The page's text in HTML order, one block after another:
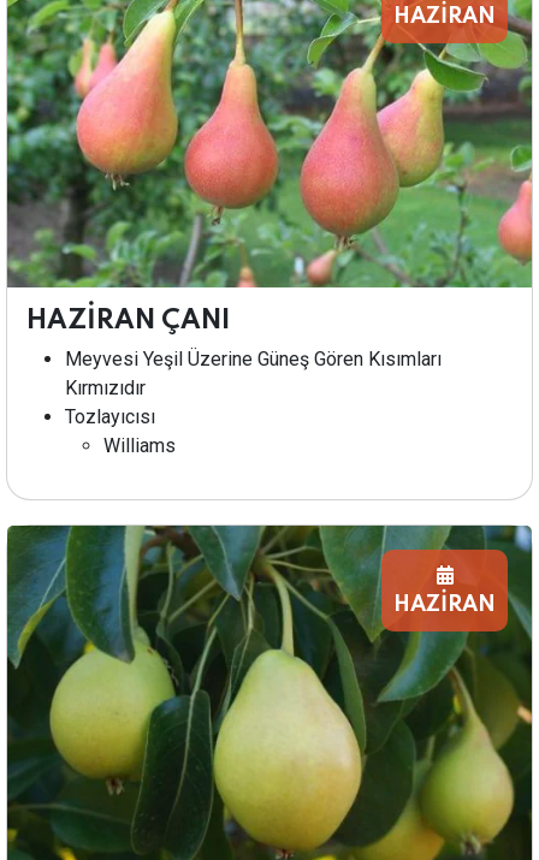
HAZİRAN
HAZİRAN ÇANI
Meyvesi Yeşil Üzerine Güneş Gören Kısımları
Kırmızıdır
Tozlayıcısı
Williams
HAZİRAN